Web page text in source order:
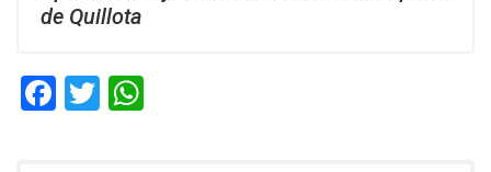
de Quillota
F
T